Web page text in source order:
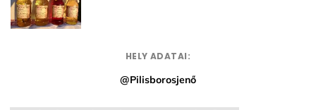
HELY ADATAI:
@Pilisborosjenő